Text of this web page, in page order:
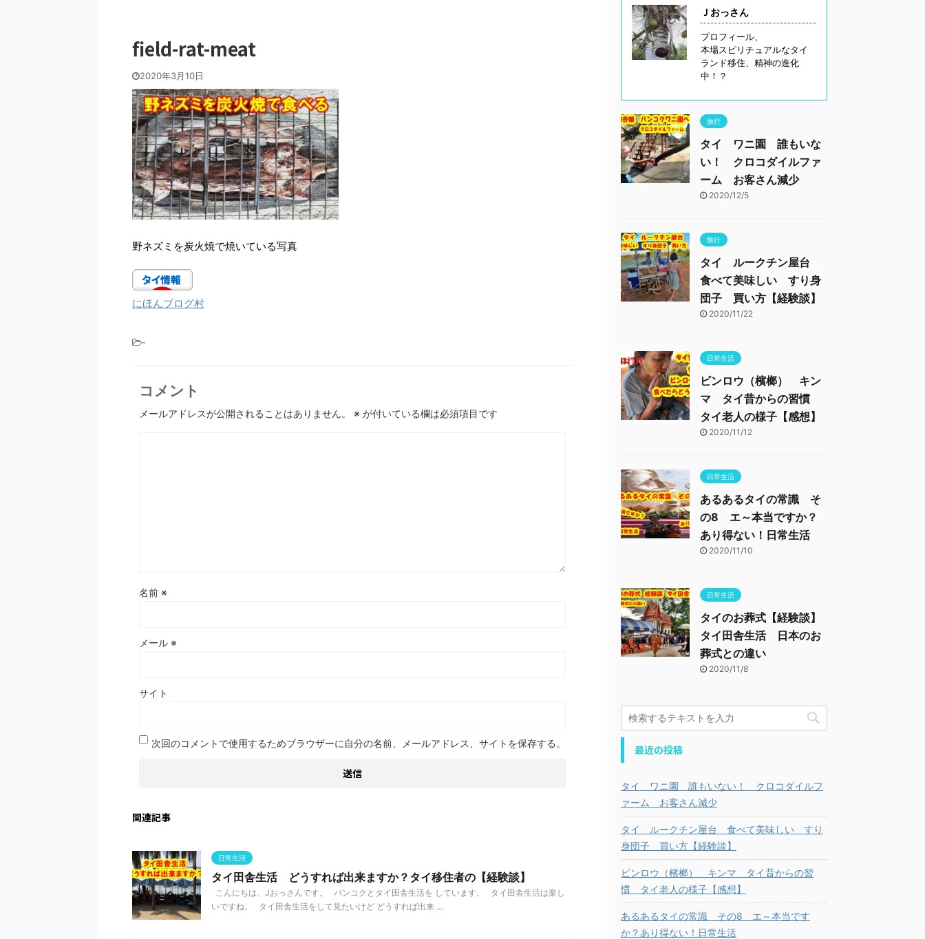
field-rat-meat
2020年3月10日
野ネズミを炭火焼で焼いている写真
にほんブログ村
-
コメント
メールアドレスが公開されることはありません。 ※ が付いている欄は必須項目です
名前 ※
メール ※
サイト
次回のコメントで使用するためブラウザーに自分の名前、メールアドレス、サイトを保存する。
関連記事
日常生活
タイ田舎生活 どうすれば出来ますか？タイ移住者の【経験談】
こんにちは、Jおっさんです。 バンコクとタイ田舎生活を しています。 タイ田舎生活は楽し
いですね。 タイ田舎生活をして見たいけど どうすれば出来 ...
Ｊおっさん
プロフィール、
本場スピリチュアルなタイ
ランド移住、精神の進化
中！？
旅行
タイ ワニ園 誰もいな
い！ クロコダイルファ
ーム お客さん減少
2020/12/5
旅行
タイ ルークチン屋台
食べて美味しい すり身
団子 買い方【経験談】
2020/11/22
日常生活
ビンロウ（檳榔） キン
マ タイ昔からの習慣
タイ老人の様子【感想】
2020/11/12
日常生活
あるあるタイの常識 そ
の8 エ～本当ですか？
あり得ない！日常生活
2020/11/10
日常生活
タイのお葬式【経験談】
タイ田舎生活 日本のお
葬式との違い
2020/11/8
最近の投稿
タイ ワニ園 誰もいない！ クロコダイルフ
ァーム お客さん減少
タイ ルークチン屋台 食べて美味しい すり
身団子 買い方【経験談】
ビンロウ（檳榔） キンマ タイ昔からの習
慣 タイ老人の様子【感想】
あるあるタイの常識 その8 エ～本当です
か？あり得ない！日常生活